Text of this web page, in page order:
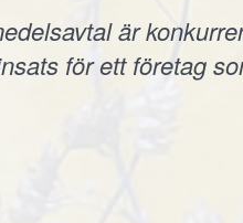
är
för ett företag